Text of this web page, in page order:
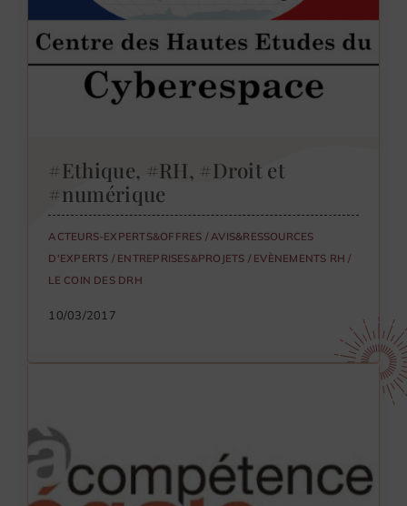
#Ethique, #RH, #Droit et
#numérique
ACTEURS-EXPERTS&OFFRES /AVIS&RESSOURCES
D'EXPERTS / ENTREPRISES&PROJETS / EVÈNEMENTS RH /
LE COIN DES DRH
10/03/2017